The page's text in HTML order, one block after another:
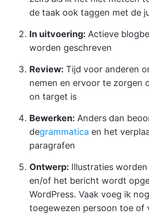
de taak ook taggen met de
In uitvoering: Actieve
worden geschreven
Review: Tijd voor anderen
nemen en ervoor te zorgen
on target is
Bewerken: Anders dan
degrammatica en het
paragrafen
Ontwerp: Illustraties
en/of het bericht wordt
WordPress. Vaak voeg ik
toegewezen persoon toe of